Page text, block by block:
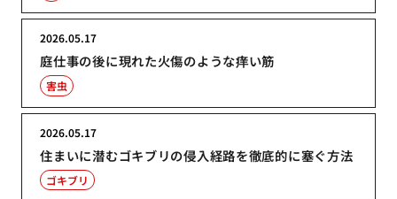
庭仕事の後に現れた火傷のような痒い筋
2026.05.17
害虫
住まいに潜むゴキブリの侵入経路を徹底的に塞ぐ方法
2026.05.17
ゴキブリ